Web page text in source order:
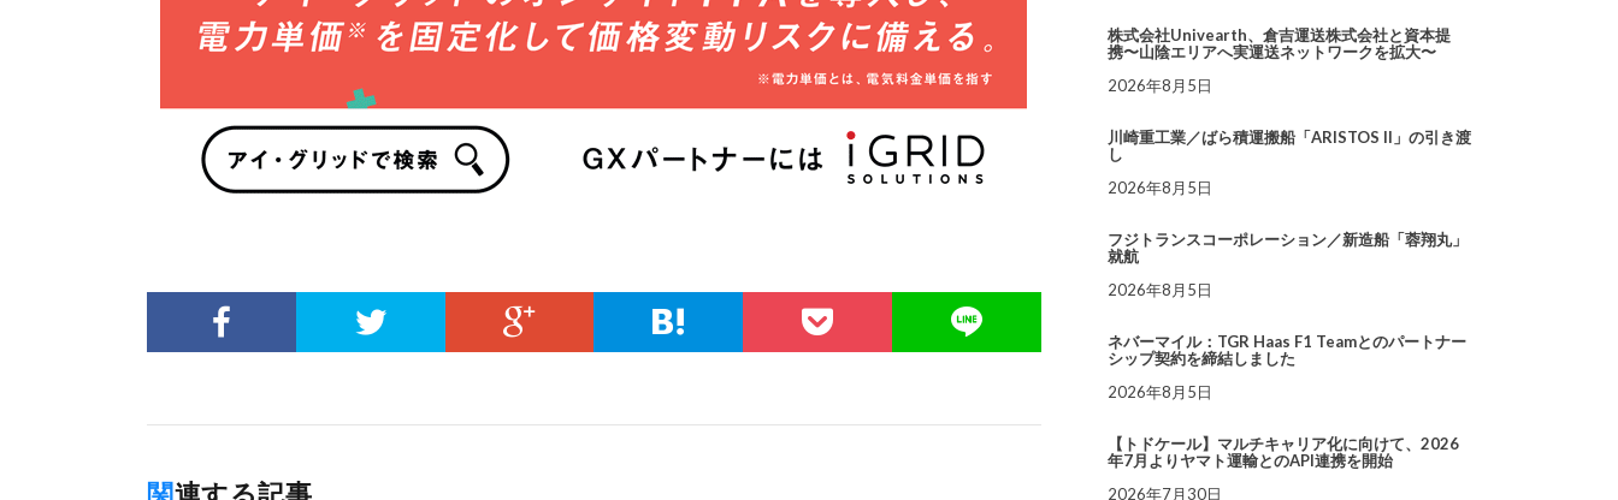
株式会社Univearth、倉吉運送株式会社と資本提
携〜山陰エリアへ実運送ネットワークを拡大〜
2026年8月5日
川崎重工業／ばら積運搬船「ARISTOS II」の引き渡
し
2026年8月5日
フジトランスコーポレーション／新造船「蓉翔丸」
就航
2026年8月5日
ネバーマイル：TGR Haas F1 Teamとのパートナー
シップ契約を締結しました
2026年8月5日
【トドケール】マルチキャリア化に向けて、2026
年7月よりヤマト運輸とのAPI連携を開始
2026年7月30日